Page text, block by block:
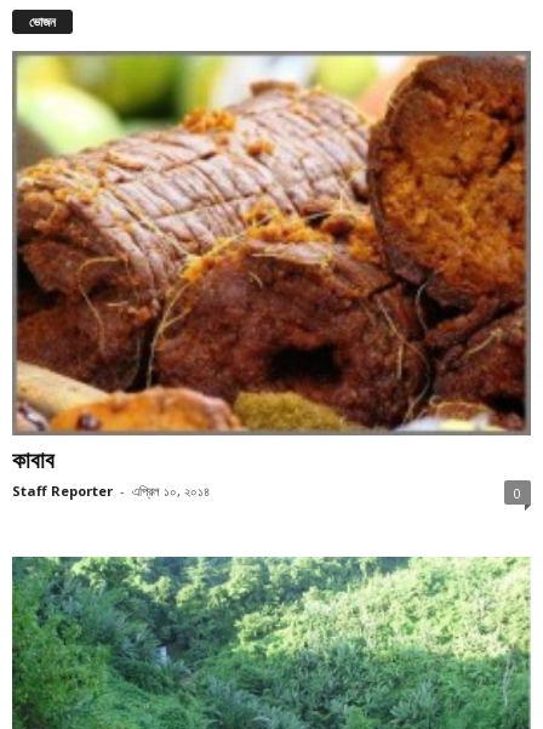
ভোজন
কাবাব
Staff Reporter - এপ্রিল ১০, ২০১৪ 0